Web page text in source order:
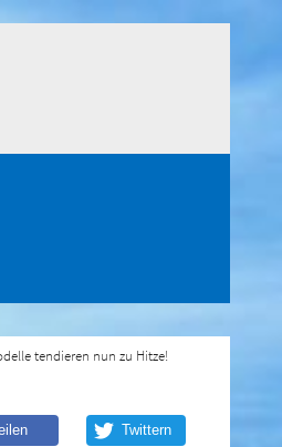
tendieren nun zu Hitze!